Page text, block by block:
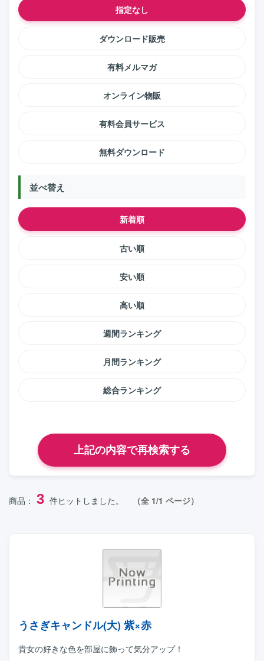
指定なし
ダウンロード販売
有料メルマガ
オンライン物販
有料会員サービス
無料ダウンロード
並べ替え
新着順
古い順
安い順
高い順
週間ランキング
月間ランキング
総合ランキング
商品： 3 件ヒットしました。 （全 1/1 ページ）
うさぎキャンドル(大) 紫×赤
貴女の好きな色を部屋に飾って気分アップ！